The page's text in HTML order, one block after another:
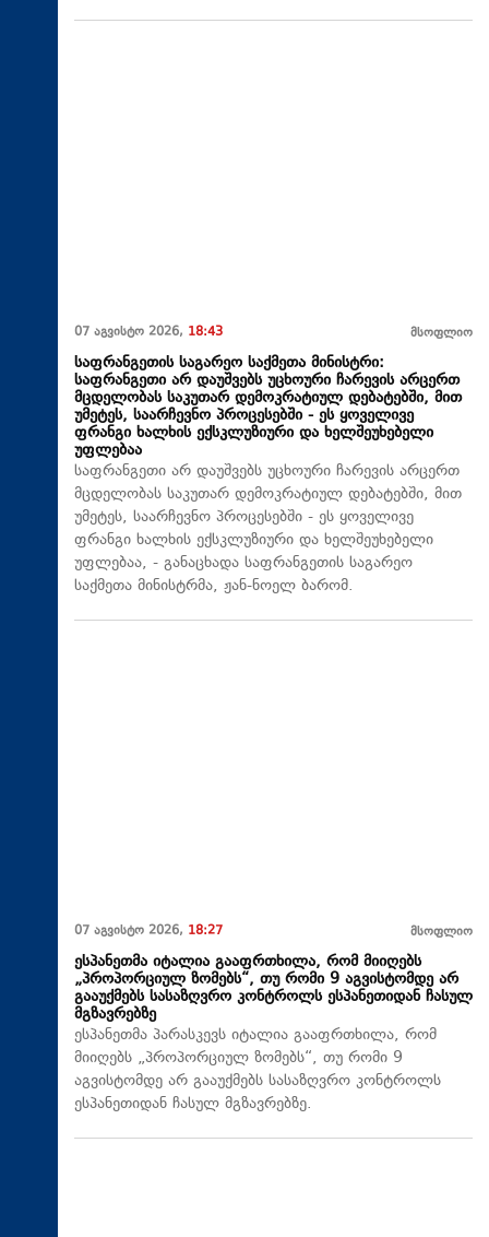
07 აგვისტო 2026, 18:43 მსოფლიო
საფრანგეთის საგარეო საქმეთა მინისტრი:
საფრანგეთი არ დაუშვებს უცხოური ჩარევის არცერთ
მცდელობას საკუთარ დემოკრატიულ დებატებში, მით
უმეტეს, საარჩევნო პროცესებში - ეს ყოველივე
ფრანგი ხალხის ექსკლუზიური და ხელშეუხებელი
უფლებაა
საფრანგეთი არ დაუშვებს უცხოური ჩარევის არცერთ
მცდელობას საკუთარ დემოკრატიულ დებატებში, მით
უმეტეს, საარჩევნო პროცესებში - ეს ყოველივე
ფრანგი ხალხის ექსკლუზიური და ხელშეუხებელი
უფლებაა, - განაცხადა საფრანგეთის საგარეო
საქმეთა მინისტრმა, ჟან-ნოელ ბარომ.
07 აგვისტო 2026, 18:27 მსოფლიო
ესპანეთმა იტალია გააფრთხილა, რომ მიიღებს
„პროპორციულ ზომებს“, თუ რომი 9 აგვისტომდე არ
გააუქმებს სასაზღვრო კონტროლს ესპანეთიდან ჩასულ
მგზავრებზე
ესპანეთმა პარასკევს იტალია გააფრთხილა, რომ
მიიღებს „პროპორციულ ზომებს“, თუ რომი 9
აგვისტომდე არ გააუქმებს სასაზღვრო კონტროლს
ესპანეთიდან ჩასულ მგზავრებზე.